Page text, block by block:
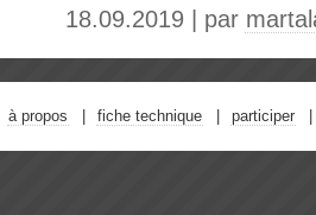
18.09.2019 | par
à propos fiche technique participer